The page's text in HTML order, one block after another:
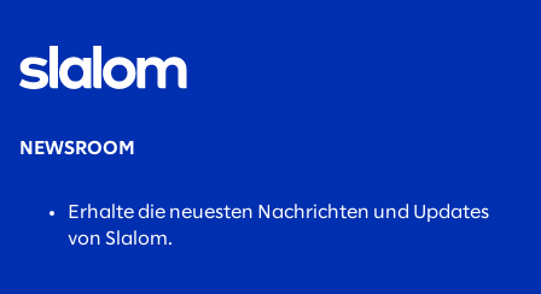
NEWSROOM
Erhalte die neuesten Nachrichten und Updates
von Slalom.